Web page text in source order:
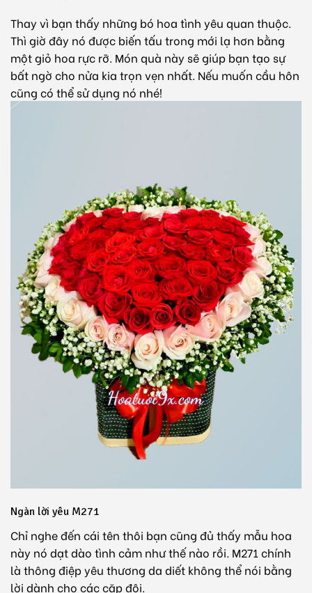
Thay vì bạn thấy những bó hoa tình yêu quan thuộc.
Thì giờ đây nó được biến tấu trong mới lạ hơn bằng
mộtgiỏ hoa rực rỡ. Món quà này sẽ giúp bạn tạo sự
bất ngờ cho nửa kia trọn vẹn nhất. Nếu muốn cầu hôn
cũng có thể sử dụng nó nhé!
Ngàn lời yêu M271
Chỉ nghe đến cái tên thôi bạn cũng đủ thấy mẫu hoa
này nó dạt dào tình cảm như thế nào rồi. M271 chính
là thông điệp yêu thương da diết không thể nói bằng
lời dành cho các cặp đôi.